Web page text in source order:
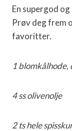
En supergod
Prøv deg frem
favoritter.
1 blomkålhode,
4 ss olivenolje
2 ts hele